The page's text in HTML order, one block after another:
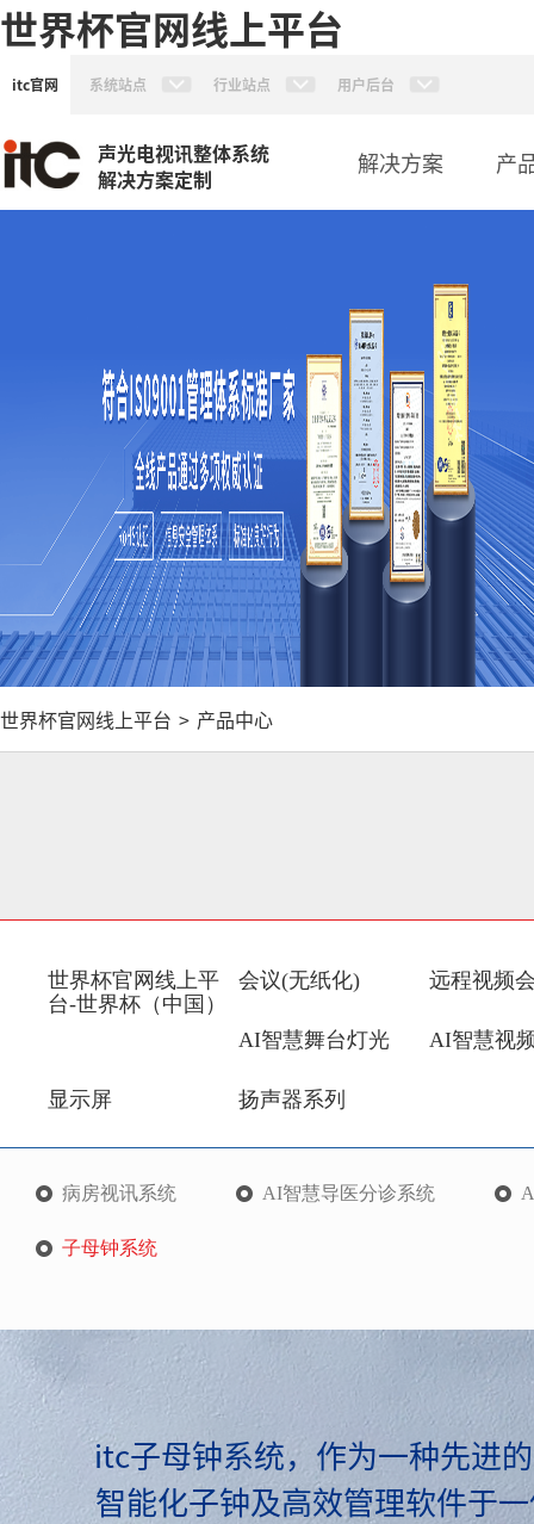
世界杯官网线上平台
itc官网 系统站点 行业站点 用户后台
声光电视讯整体系统
解决方案定制
解决方案 产
世界杯官网线上平台 > 产品中心
世界杯官网线上平
台-世界杯（中国）
会议(无纸化) 远程视频
AI智慧舞台灯光 AI智慧视
显示屏 扬声器系列
病房视讯系统 AI智慧导医分诊系统
子母钟系统
itc子母钟系统，作为一种先进
智能化子钟及高效管理软件于